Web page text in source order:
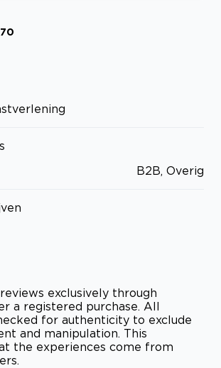
70
B2B, Overig
exclusively through
a registered purchase. All
for authenticity to exclude
and manipulation. This
the experiences come from